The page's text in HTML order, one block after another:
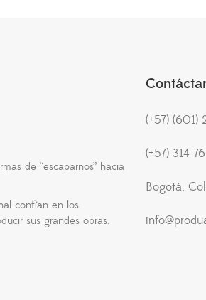
de “escaparnos” hacia
confían en los
sus grandes obras.
(+57) (601)
(+57) 314
Bogotá,